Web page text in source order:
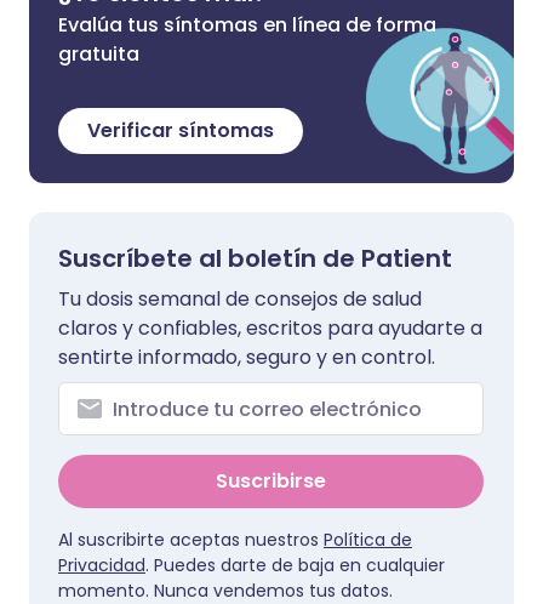
Evalúa tus síntomas en línea de forma
gratuita
Verificar síntomas
Suscríbete al boletín de Patient
Tu dosis semanal de consejos de salud
claros y confiables, escritos para ayudarte a
sentirte informado, seguro y en control.
Suscribirse
Al suscribirte aceptas nuestros Política de
Privacidad. Puedes darte de baja en cualquier
momento. Nunca vendemos tus datos.